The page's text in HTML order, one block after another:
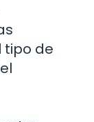
tipo de